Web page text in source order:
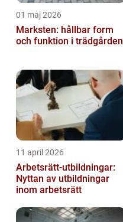
01 maj 2026
Marksten: hållbar form
och funktion i trädgården
11 april 2026
Arbetsrätt-utbildningar:
Nyttan av utbildningar
inom arbetsrätt